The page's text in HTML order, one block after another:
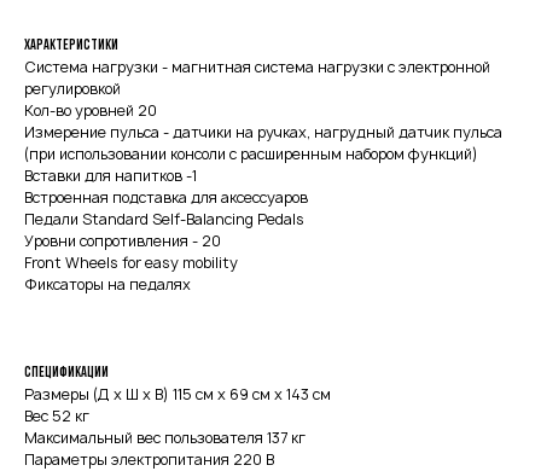
Характеристики
Система нагрузки - магнитная система нагрузки с электронной
регулировкой
Кол-во уровней 20
Измерение пульса - датчики на ручках, нагрудный датчик пульса
(при использовании консоли с расширенным набором функций)
Вставки для напитков -1
Встроенная подставка для аксессуаров
Педали Standard Self-Balancing Pedals
Уровни сопротивления - 20
Front Wheels for easy mobility
Фиксаторы на педалях
Спецификации
Размеры (Д x Ш x В) 115 см x 69 см x 143 см
Вес 52 кг
Максимальный вес пользователя 137 кг
Параметры электропитания 220 В